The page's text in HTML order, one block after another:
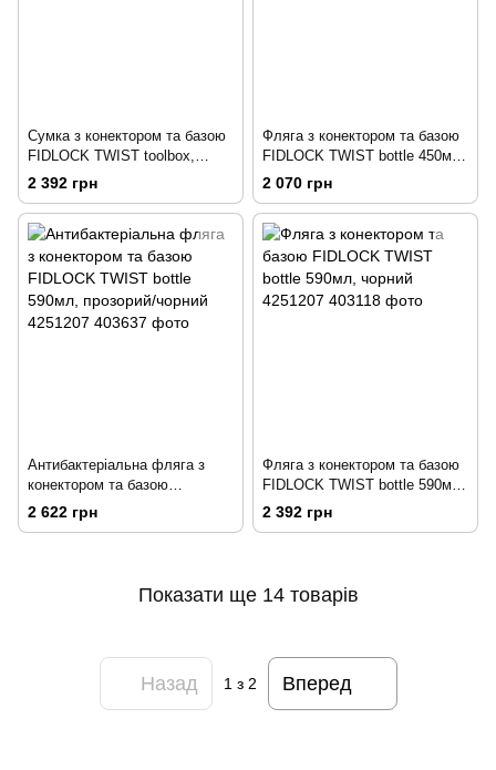
Сумка з конектором та базою
FIDLOCK TWIST toolbox,
чорний
2 392 грн
Фляга з конектором та базою
FIDLOCK TWIST bottle 450мл,
чорний
2 070 грн
Антибактеріальна фляга з
конектором та базою
FIDLOCK TWIST bottle 590мл,
прозорий/чорний
2 622 грн
Фляга з конектором та базою
FIDLOCK TWIST bottle 590мл,
чорний
2 392 грн
Показати ще 14 товарів
Назад 1з 2 Вперед